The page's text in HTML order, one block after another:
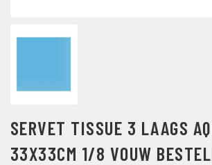
SERVET TISSUE 3 LAAGS
33X33CM 1/8 VOUW